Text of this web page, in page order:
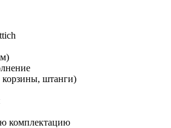
штанги)
комплектацию